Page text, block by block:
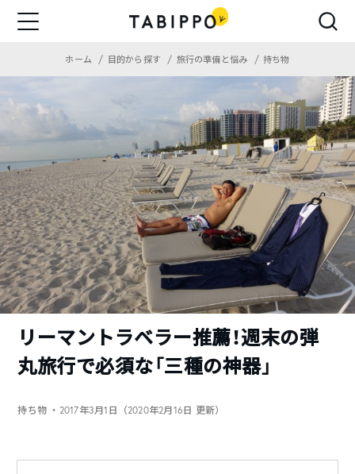
ホーム 目的から探す 旅行の準備と悩み 持ち物
リーマントラベラー推薦！週末の弾
丸旅行で必須な「三種の神器」
持ち物 ・2017年3月1日（2020年2月16日 更新）